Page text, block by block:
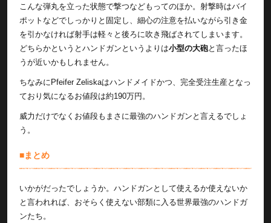
こんな弾丸を立った状態で撃つなどもってのほか。射撃時はバイ
ポットなどでしっかりと固定し、細心の注意を払いながら引き金
を引かなければ射手は軽々と後ろに吹き飛ばされてしまいます。
どちらかというとハンドガンというよりは小型の大砲と言ったほ
うが近いかもしれません。
ちなみにPfeifer Zeliskaはハンドメイドかつ、完全受注生産となっ
ており気になるお値段は約190万円。
威力だけでなくお値段もまさに最強のハンドガンと言えるでしょ
う。
■まとめ
いかがだったでしょうか。ハンドガンとして使えるか使えないか
と言われれば、おそらく使えない部類に入る世界最強のハンドガ
ンたち。